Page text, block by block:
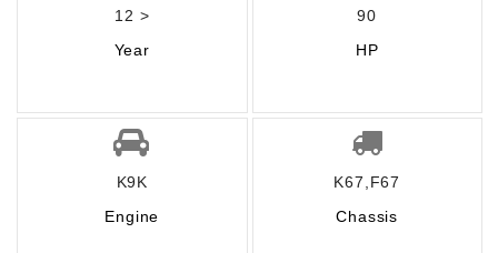
12 >
Year
90
HP
K9K
Engine
K67,F67
Chassis